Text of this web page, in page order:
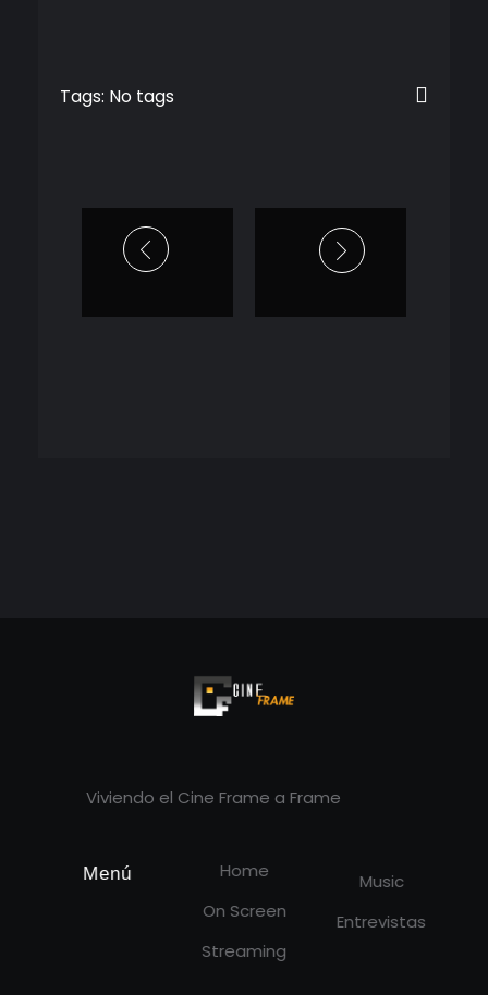
Tags: No tags
Viviendo el Cine Frame a Frame
Menú
Home
On Screen
Streaming
Music
Entrevistas